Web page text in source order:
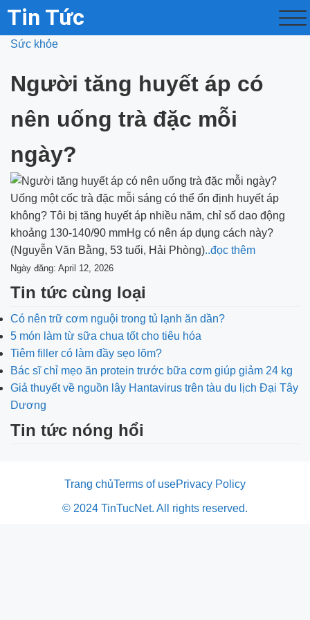
Tin Tức
Sức khỏe
Người tăng huyết áp có
nên uống trà đặc mỗi
ngày?
Uống một cốc trà đặc mỗi sáng có thể ổn định huyết áp
không? Tôi bị tăng huyết áp nhiều năm, chỉ số dao động
khoảng 130-140/90 mmHg có nên áp dụng cách này?
(Nguyễn Văn Bằng, 53 tuổi, Hải Phòng)..đọc thêm
Ngày đăng: April 12, 2026
Tin tức cùng loại
Có nên trữ cơm nguội trong tủ lạnh ăn dần?
5 món làm từ sữa chua tốt cho tiêu hóa
Tiêm filler có làm đầy sẹo lõm?
Bác sĩ chỉ mẹo ăn protein trước bữa cơm giúp giảm 24 kg
Giả thuyết về nguồn lây Hantavirus trên tàu du lịch Đại Tây
Dương
Tin tức nóng hổi
Trang chủTerms of usePrivacy Policy
© 2024 TinTucNet. All rights reserved.